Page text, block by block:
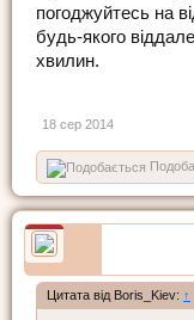
погоджуйтесь на
будь-якого
хвилин.
18 сер 2014
Цитата від Boris_Kiev: ↑